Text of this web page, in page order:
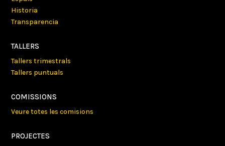
Historia
Transparencia
TALLERS
Tallers trimestrals
Tallers puntuals
COMISSIONS
Veure totes les comisions
PROJECTES